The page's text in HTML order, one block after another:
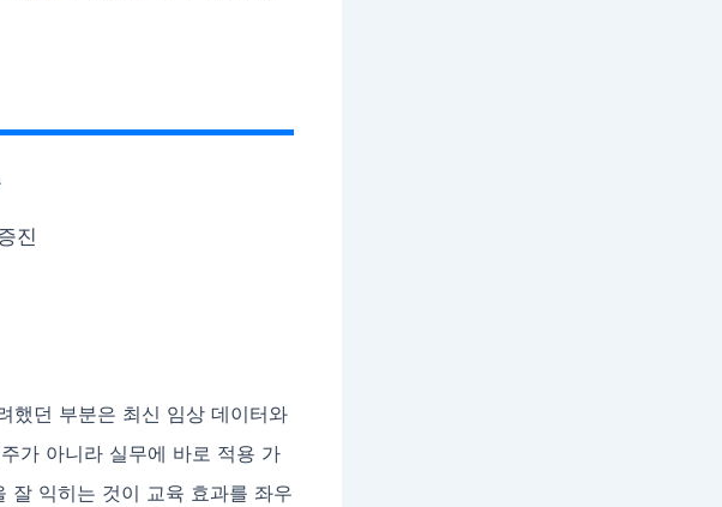
진
했던 부분은 최신 임상 데이터와
가 아니라 실무에 바로 적용 가
잘 익히는 것이 교육 효과를 좌우